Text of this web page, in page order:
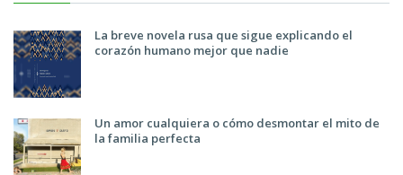
La breve novela rusa que sigue explicando el
corazón humano mejor que nadie
Un amor cualquiera o cómo desmontar el mito de
la familia perfecta